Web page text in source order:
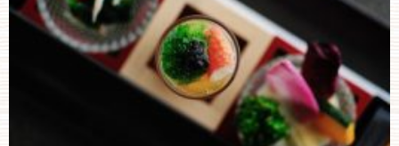
お客様とのご縁
お約束 フォトギャラリー
特集
アクセス